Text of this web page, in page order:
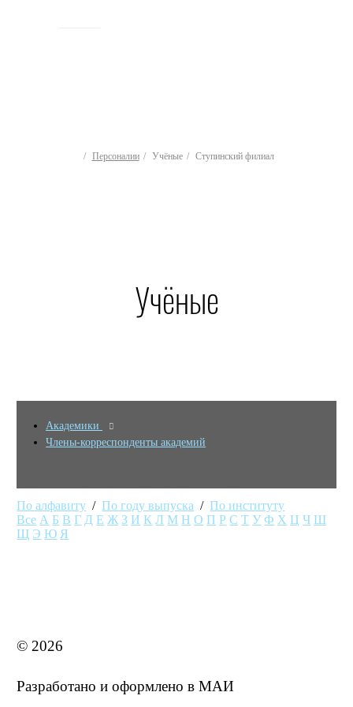
Персоналии Учёные Ступинский филиал
Учёные
Академики
Члены-корреспонденты академий
По алфавиту /По году выпуска /По институту
Все А Б В Г Д Е Ж З И К Л М Н О П Р С Т У Ф Х Ц Ч Ш
Щ Э Ю Я
© 2026
Разработано и оформлено в МАИ